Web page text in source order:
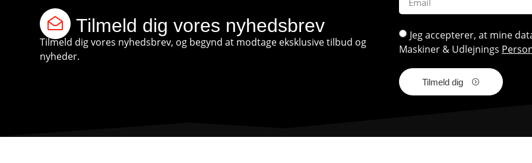
Tilmeld dig vores nyhedsbrev
Tilmeld dig vores nyhedsbrev, og begynd at modtage eksklusive tilbud og
nyheder.
Jeg accepterer, at mine
Maskiner & Udlejnings
Tilmeld dig